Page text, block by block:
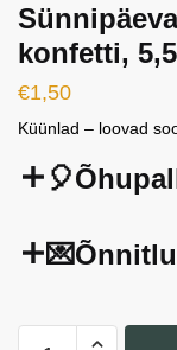
konfetti,
€1,50
Küünlad – loovad
Sünnipäevaküünal